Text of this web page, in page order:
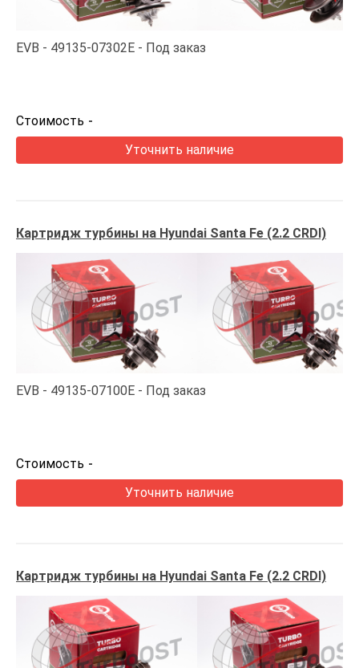
EVB 49135-07302E Под заказ
Стоимость -
Уточнить наличие
Картридж турбины на Hyundai Santa Fe (2.2 CRDI)
EVB 49135-07100E Под заказ
Стоимость -
Уточнить наличие
Картридж турбины на Hyundai Santa Fe (2.2 CRDI)